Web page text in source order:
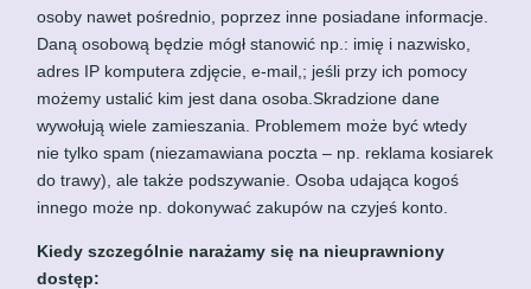
osoby nawet pośrednio, poprzez inne posiadane informacje.
Daną osobową będzie mógł stanowić np.: imię i nazwisko,
adres IP komputera zdjęcie, e-mail,; jeśli przy ich pomocy
możemy ustalić kim jest dana osoba.Skradzione dane
wywołują wiele zamieszania. Problemem może być wtedy
nie tylko spam (niezamawiana poczta – np. reklama kosiarek
do trawy), ale także podszywanie. Osoba udająca kogoś
innego może np. dokonywać zakupów na czyjeś konto.
Kiedy szczególnie narażamy się na nieuprawniony
dostęp: